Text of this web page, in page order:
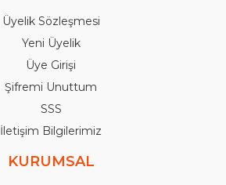
Üyelik Sözleşmesi
Yeni Üyelik
Üye Girişi
Şifremi Unuttum
SSS
İletişim Bilgilerimiz
KURUMSAL